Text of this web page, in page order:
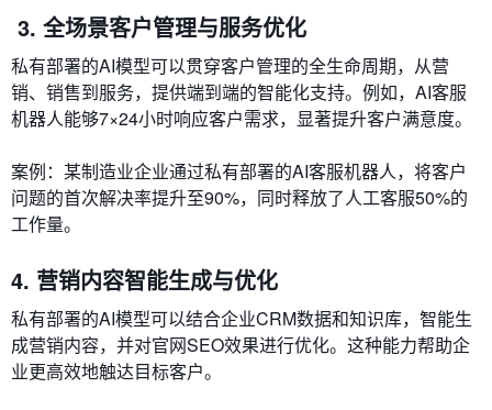
3. 全场景客户管理与服务优化
私有部署的AI模型可以贯穿客户管理的全生命周期，从营
销、销售到服务，提供端到端的智能化支持。例如，AI客服
机器人能够7×24小时响应客户需求，显著提升客户满意度。
案例：某制造业企业通过私有部署的AI客服机器人，将客户
问题的首次解决率提升至90%，同时释放了人工客服50%的
工作量。
4. 营销内容智能生成与优化
私有部署的AI模型可以结合企业CRM数据和知识库，智能生
成营销内容，并对官网SEO效果进行优化。这种能力帮助企
业更高效地触达目标客户。